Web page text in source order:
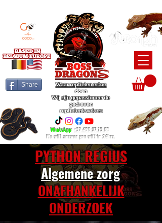
Share
Waar reptielen ertoe
doen
Wij zijn gepassioneerde
gedreven
reptielenkwekers
WhatsApp:+32 456 97 15 65
We will answer you within 24hrs.
PYTHON REGIUS
Algemene zorg
ONAFHANKELIJK
ONDERZOEK